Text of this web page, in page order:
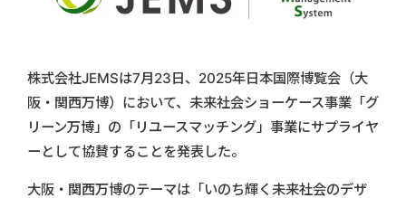
株式会社JEMSは7月23日、2025年日本国際博覧会（大
阪・関西万博）において、未来社会ショーケース事業「グ
リーン万博」の「リユースマッチング」事業にサプライヤ
ーとして協賛することを発表した。
大阪・関西万博のテーマは「いのち輝く未来社会のデザ